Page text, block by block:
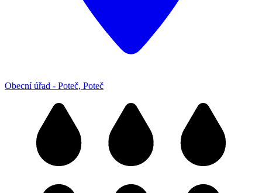
Obecní úřad - Poteč, Poteč